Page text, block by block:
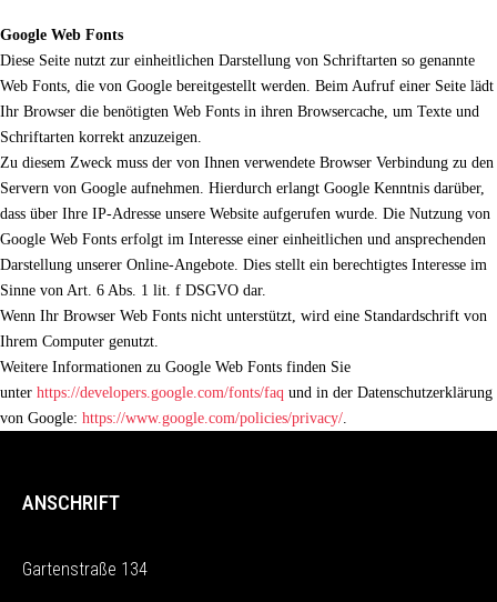
Google Web Fonts
Diese Seite nutzt zur einheitlichen Darstellung von Schriftarten so genannte
Web Fonts, die von Google bereitgestellt werden. Beim Aufruf einer Seite lädt
Ihr Browser die benötigten Web Fonts in ihren Browsercache, um Texte und
Schriftarten korrekt anzuzeigen.
Zu diesem Zweck muss der von Ihnen verwendete Browser Verbindung zu den
Servern von Google aufnehmen. Hierdurch erlangt Google Kenntnis darüber,
dass über Ihre IP-Adresse unsere Website aufgerufen wurde. Die Nutzung von
Google Web Fonts erfolgt im Interesse einer einheitlichen und ansprechenden
Darstellung unserer Online-Angebote. Dies stellt ein berechtigtes Interesse im
Sinne von Art. 6 Abs. 1 lit. f DSGVO dar.
Wenn Ihr Browser Web Fonts nicht unterstützt, wird eine Standardschrift von
Ihrem Computer genutzt.
Weitere Informationen zu Google Web Fonts finden Sie
unter https://developers.google.com/fonts/faq und in der Datenschutzerklärung
von Google: https://www.google.com/policies/privacy/.
ANSCHRIFT
Gartenstraße 134